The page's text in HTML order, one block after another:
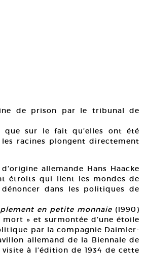
de prison par le tribunal de
que sur le fait qu’elles ont été
racines plongent directement
allemande Hans Haacke
étroits qui lient les mondes de
dans les politiques de
en petite monnaie (1990)
» et surmontée d’une étoile
par la compagnie Daimler-
allemand de la Biennale de
à l’édition de 1934 de cette